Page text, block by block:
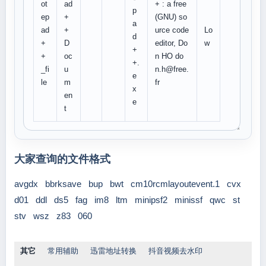
ot
ep
ad
+
+
_fi
le
ad
+
+
D
oc
u
m
en
t
p
a
d
+
+.
e
x
e
+ : a free
(GNU) so
urce code
editor, Do
n HO do
n.h@free.
fr
Lo
w
大家查询的文件格式
avgdx bbrksave bup bwt cm10rcmlayoutevent.1
cvx
d01
ddl ds5 fag im8 ltm minipsf2 minissf qwc
st
stv
wsz z83 060
其它 常用辅助 迅雷地址转换 抖音视频去水印